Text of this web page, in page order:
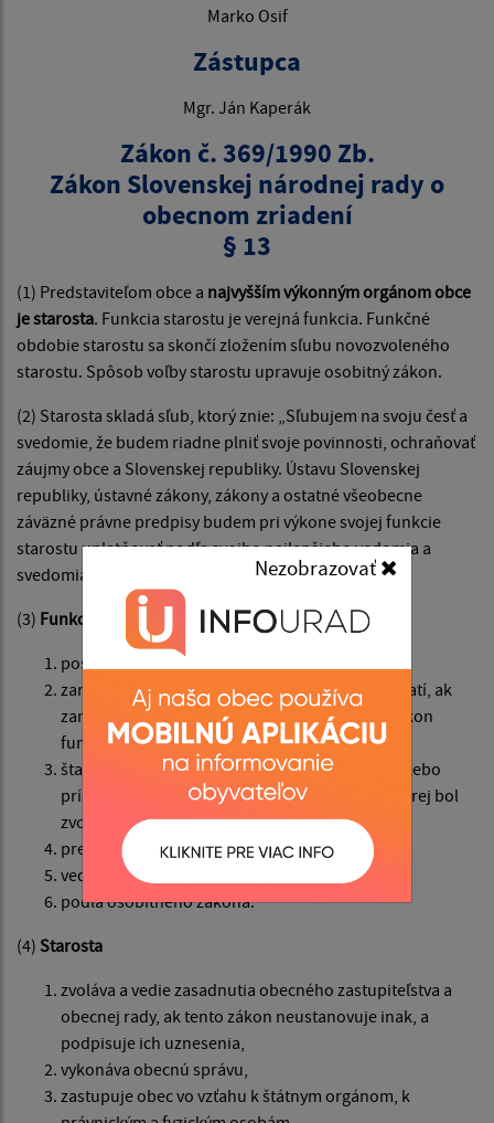
Nezobrazovať
Marko Osif
Zástupca
Mgr. Ján Kaperák
Zákon č. 369/1990 Zb.
Zákon Slovenskej národnej rady o
obecnom zriadení
§ 13
(1) Predstaviteľom obce a najvyšším výkonným orgánom obce
je starosta. Funkcia starostu je verejná funkcia. Funkčné
obdobie starostu sa skončí zložením sľubu novozvoleného
starostu. Spôsob voľby starostu upravuje osobitný zákon.
(2) Starosta skladá sľub, ktorý znie: „Sľubujem na svoju česť a
svedomie, že budem riadne plniť svoje povinnosti, ochraňovať
záujmy obce a Slovenskej republiky. Ústavu Slovenskej
republiky, ústavné zákony, zákony a ostatné všeobecne
záväzné právne predpisy budem pri výkone svojej funkcie
starostu uplatňovať podľa svojho najlepšieho vedomia a
svedomia.
(3) Funkcia starostu je nezlučiteľná s funkciou
poslanca,
zamestnanca obce, v ktorej bol zvolený; to neplatí, ak
zamestnanec obce je dlhodobo uvoľnený na výkon
funkcie starostu,
štatutárneho orgánu rozpočtovej organizácie alebo
príspevkovej organizácie zriadenej obcou, v ktorej bol
zvolený,
predsedu samosprávneho kraja,
vedúceho zamestnanca orgánu štátnej správy,
podľa osobitného zákona.
(4) Starosta
zvoláva a vedie zasadnutia obecného zastupiteľstva a
obecnej rady, ak tento zákon neustanovuje inak, a
podpisuje ich uznesenia,
vykonáva obecnú správu,
zastupuje obec vo vzťahu k štátnym orgánom, k